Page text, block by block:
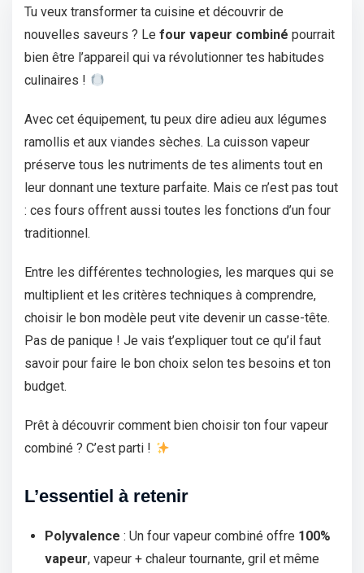
Tu veux transformer ta cuisine et découvrir de
nouvelles saveurs ? Le four vapeur combiné pourrait
bien être l’appareil qui va révolutionner tes habitudes
culinaires !
Avec cet équipement, tu peux dire adieu aux légumes
ramollis et aux viandes sèches. La cuisson vapeur
préserve tous les nutriments de tes aliments tout en
leur donnant une texture parfaite. Mais ce n’est pas tout
: ces fours offrent aussi toutes les fonctions d’un four
traditionnel.
Entre les différentes technologies, les marques qui se
multiplient et les critères techniques à comprendre,
choisir le bon modèle peut vite devenir un casse-tête.
Pas de panique ! Je vais t’expliquer tout ce qu’il faut
savoir pour faire le bon choix selon tes besoins et ton
budget.
Prêt à découvrir comment bien choisir ton four vapeur
combiné ? C’est parti !
L’essentiel à retenir
Polyvalence : Un four vapeur combiné offre 100%
vapeur, vapeur + chaleur tournante, gril et même